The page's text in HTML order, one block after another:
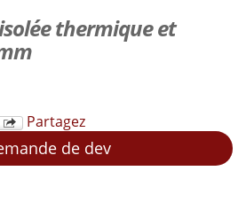
thermique et
Partagez
de dev